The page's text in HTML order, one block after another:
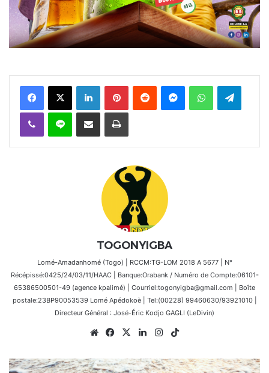
FacebookX Linkedin PinterestReddit MessengerWhatsAppTelegram
Viber Ligne Partager par email Imprimer
TOGONYIGBA
Lomé-Amadanhomé (Togo) | RCCM:TG-LOM 2018 A 5677 | N°
Récépissé:0425/24/03/11/HAAC | Banque:Orabank / Numéro de Compte:06101-
65386500501-49 (agence kpalimé) | Courriel:togonyigba@gmail.com | Boîte
postale:23BP90053539 Lomé Apédokoè | Tel:(00228) 99460630/93921010 |
Directeur Général : José-Éric Kodjo GAGLI (LeDivin)
WebsiteFacebook
X LinkedinInstagram